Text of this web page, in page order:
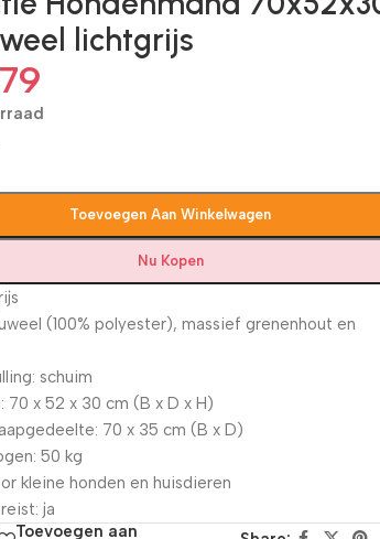
lichtgrijs
Toevoegen Aan Winkelwagen
Nu Kopen
(100% polyester), massief grenenhout en
schuim
70 x 52 x 30 cm (B x D x H)
70 x 35 cm (B x D)
50 kg
kleine honden en huisdieren
ja
Toevoegen aan